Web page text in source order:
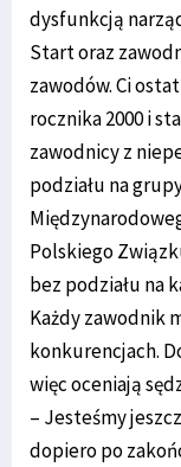
dysfunkcją
Start oraz
zawodów. Ci
rocznika 2000 i
zawodnicy z
podziału na
Polskiego
bez podziału na
Każdy zawodnik
konkurencjach.
więc oceniają
– Jesteśmy
dopiero po